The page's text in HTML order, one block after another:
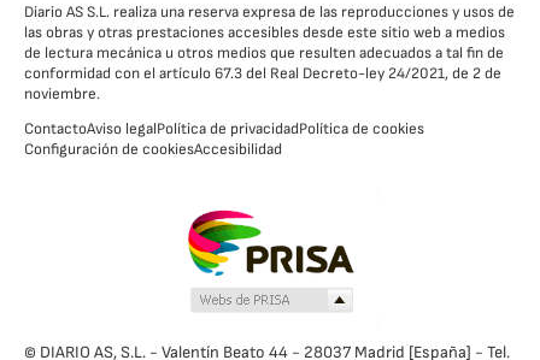
Diario AS S.L. realiza una reserva expresa de las reproducciones y usos de
las obras y otras prestaciones accesibles desde este sitio web a medios
de lectura mecánica u otros medios que resulten adecuados a tal fin de
conformidad con el artículo 67.3 del Real Decreto-ley 24/2021, de 2 de
noviembre.
ContactoAviso legalPolítica de privacidadPolítica de cookies
Configuración de cookiesAccesibilidad
© DIARIO AS, S.L. - Valentín Beato 44 - 28037 Madrid [España] - Tel.